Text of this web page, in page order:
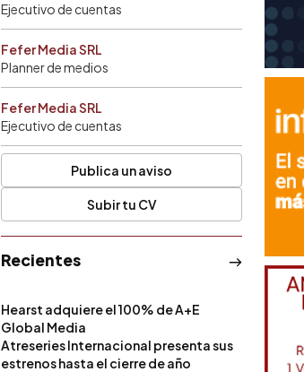
Ejecutivo de cuentas
Fefer Media SRL
Planner de medios
Fefer Media SRL
Ejecutivo de cuentas
Publica un aviso
Subir tu CV
Recientes
Hearst adquiere el 100% de A+E
Global Media
Atreseries Internacional presenta sus
estrenos hasta el cierre de año